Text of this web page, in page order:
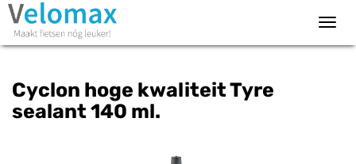
Cyclon hoge kwaliteit Tyre
sealant 140 ml.